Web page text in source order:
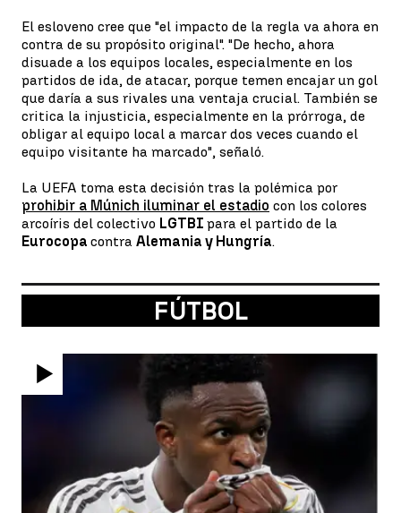
El esloveno cree que "el impacto de la regla va ahora en
contra de su propósito original". "De hecho, ahora
disuade a los equipos locales, especialmente en los
partidos de ida, de atacar, porque temen encajar un gol
que daría a sus rivales una ventaja crucial. También se
critica la injusticia, especialmente en la prórroga, de
obligar al equipo local a marcar dos veces cuando el
equipo visitante ha marcado", señaló.
La UEFA toma esta decisión tras la polémica por
prohibir a Múnich iluminar el estadio con los colores
arcoíris del colectivo LGTBI para el partido de la
Eurocopa contra Alemania y Hungría.
FÚTBOL